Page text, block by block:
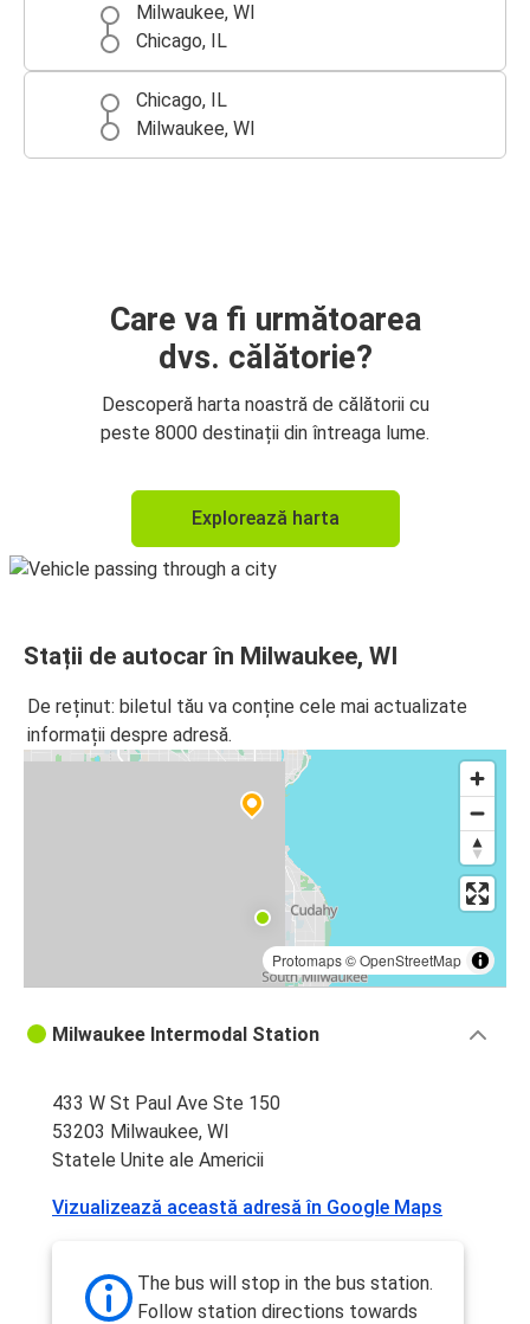
Milwaukee, WI
Chicago, IL
Chicago, IL
Milwaukee, WI
Care va fi următoarea
dvs. călătorie?
Descoperă harta noastră de călătorii cu
peste 8000 destinații din întreaga lume.
Explorează harta
Stații de autocar în Milwaukee, WI
De reținut: biletul tău va conține cele mai actualizate
informații despre adresă.
Protomaps©OpenStreetMap
Milwaukee Intermodal Station
433 W St Paul Ave Ste 150
53203 Milwaukee, WI
Statele Unite ale Americii
Vizualizează această adresă în Google Maps
The bus will stop in the bus station.
Follow station directions towards